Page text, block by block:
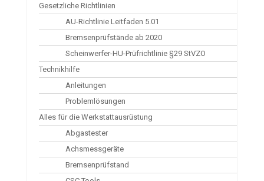
Gesetzliche Richtlinien
AU-Richtlinie Leitfaden 5.01
Bremsenprüfstände ab 2020
Scheinwerfer-HU-Prüfrichtlinie §29 StVZO
Technikhilfe
Anleitungen
Problemlösungen
Alles für die Werkstattausrüstung
Abgastester
Achsmessgeräte
Bremsenprüfstand